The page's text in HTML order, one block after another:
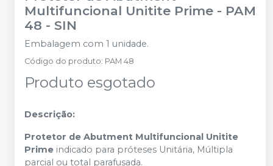
Multifuncional Unitite Prime - PAM
48 - SIN
Embalagem com 1 unidade.
Código do produto: PAM 48
Produto esgotado
Descrição:
Protetor de Abutment Multifuncional Unitite
Prime indicado para próteses Unitária, Múltipla
parcial ou total parafusada.